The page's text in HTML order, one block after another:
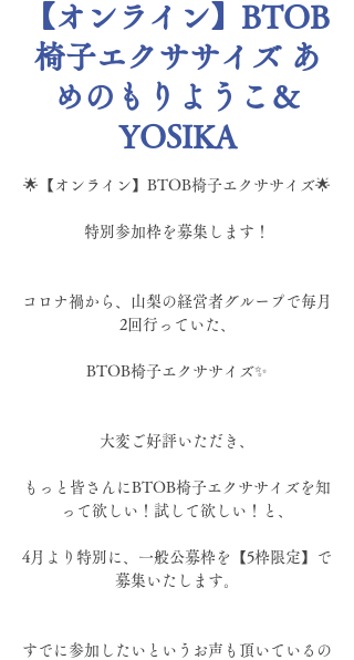
【オンライン】BTOB
椅子エクササイズ あ
めのもりようこ＆
YOSIKA
🌟【オンライン】BTOB椅子エクササイズ🌟
特別参加枠を募集します！
コロナ禍から、山梨の経営者グループで毎月
2回行っていた、
BTOB椅子エクササイズ✨
大変ご好評いただき、
もっと皆さんにBTOB椅子エクササイズを知
って欲しい！試して欲しい！と、
4月より特別に、一般公募枠を【5枠限定】で
募集いたします。
すでに参加したいというお声も頂いているの